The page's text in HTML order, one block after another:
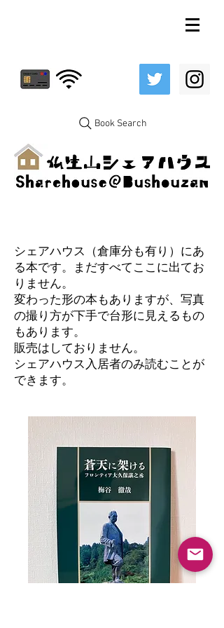
Book Search
シェアハウス（倉庫分も有り）にあ
る本です。まだすべてここに出てお
りません。
変わった形の本もありますが、写真
の撮り方が下手で台形に見えるもの
もあります。
​販売はしておりません。
シェアハウス入居者のみ読むことが
できます。